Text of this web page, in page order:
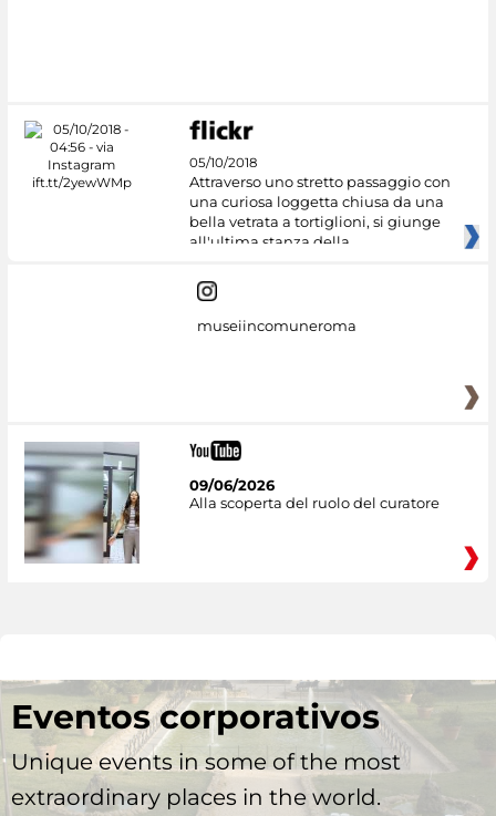
05/10/2018
Attraverso uno stretto passaggio con
una curiosa loggetta chiusa da una
bella vetrata a tortiglioni, si giunge
all'ultima stanza della
museiincomuneroma
09/06/2026
Alla scoperta del ruolo del curatore
Eventos corporativos
Unique events in some of the most
extraordinary places in the world.